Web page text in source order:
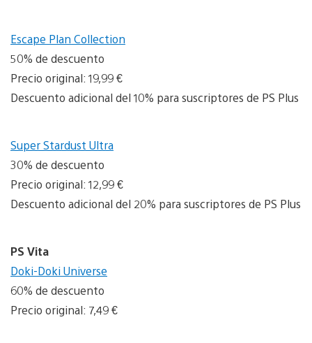
Escape Plan Collection
50% de descuento
Precio original: 19,99 €
Descuento adicional del 10% para suscriptores de PS Plus
Super Stardust Ultra
30% de descuento
Precio original: 12,99 €
Descuento adicional del 20% para suscriptores de PS Plus
PS Vita
Doki-Doki Universe
60% de descuento
Precio original: 7,49 €